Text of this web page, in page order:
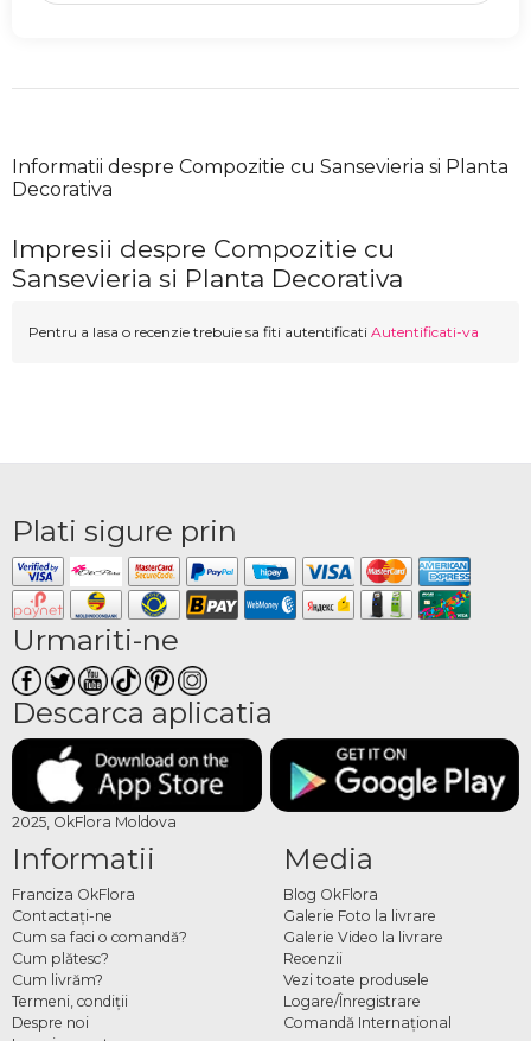
Informatii despre Compozitie cu Sansevieria si Planta
Decorativa
Impresii despre Compozitie cu
Sansevieria si Planta Decorativa
Pentru a lasa o recenzie trebuie sa fiti autentificati Autentificati-va
Plati sigure prin
Urmariti-ne
Descarca aplicatia
2025, OkFlora Moldova
Informatii
Franciza OkFlora
Contactaţi-ne
Cum sa faci o comandă?
Cum plătesc?
Cum livrăm?
Termeni, condiţii
Despre noi
Media
Blog OkFlora
Galerie Foto la livrare
Galerie Video la livrare
Recenzii
Vezi toate produsele
Logare/Înregistrare
Comandă Internațional